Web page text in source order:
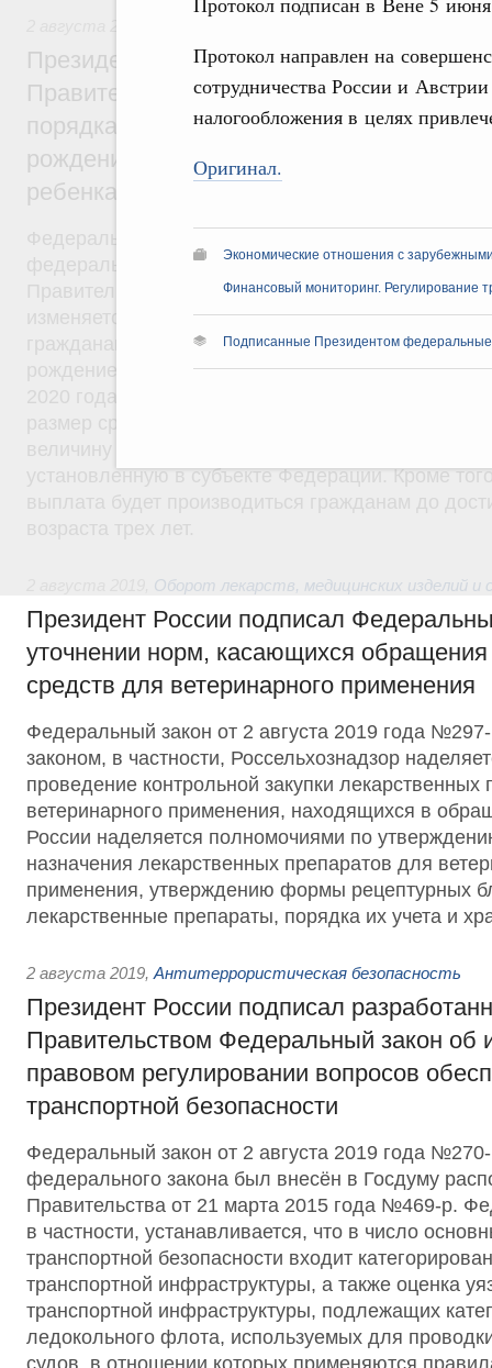
Протокол направлен на
сотрудничества России и
налогообложения в целях
Оригинал.
Экономические отношения с
Финансовый мониторинг. Регулирование
Подписанные Президентом
Президент России подписал
Правительством Федеральный закон об
порядка установления ежемесячной
рождением или усыновлением первого
ребенка
федерального закона был внесён в Госдуму
Правительства от 28 мая 2019 года №1092-р.
изменяется критерий нуждаемости, в
гражданам будет назначаться ежемесячная
рождением (усыновлением) первого или
установленную в субъекте Федерации. Кроме
Оборот лекарств, медицинских изделий и
Президент России подписал
уточнении норм, касающихся
средств для ветеринарного применения
Федеральный закон от 2 августа 2019 года
законом, в частности, Россельхознадзор
проведение контрольной закупки лекарственных
ветеринарного применения, находящихся в
России наделяется полномочиями по
назначения лекарственных препаратов для
применения, утверждению формы рецептурных
лекарственные препараты, порядка их учета и
2 августа 2019, Антитеррористическая безопасность
Президент России подписал
Правительством Федеральный закон об
правовом регулировании вопросов
транспортной безопасности
Федеральный закон от 2 августа 2019 года
федерального закона был внесён в Госдуму
Правительства от 21 марта 2015 года №469-р.
в частности, устанавливается, что в число
транспортной безопасности входит
транспортной инфраструктуры, а также оценка
транспортной инфраструктуры, подлежащих
ледокольного флота, используемых для
судов, в отношении которых применяются